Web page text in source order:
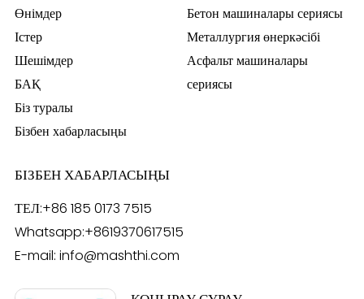
Өнімдер
Істер
Шешімдер
БАҚ
Біз туралы
Бізбен хабарласыңы
Бетон машиналары сериясы
Металлургия өнеркәсібі
Асфальт машиналары
сериясы
БІЗБЕН ХАБАРЛАСЫҢЫ
ТЕЛ:+86 185 0173 7515
Whatsapp:+8619370617515
E-mail: info@mashthi.com